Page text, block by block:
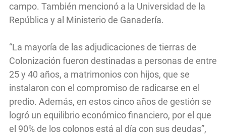
campo. También mencionó a la Universidad de la
República y al Ministerio de Ganadería.
“La mayoría de las adjudicaciones de tierras de
Colonización fueron destinadas a personas de entre
25 y 40 años, a matrimonios con hijos, que se
instalaron con el compromiso de radicarse en el
predio. Además, en estos cinco años de gestión se
logró un equilibrio económico financiero, por el que
el 90% de los colonos está al día con sus deudas”,